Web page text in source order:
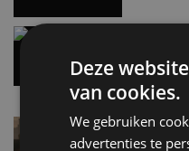
speciale
Deze
van cookies.
We gebruiken
advertenties te